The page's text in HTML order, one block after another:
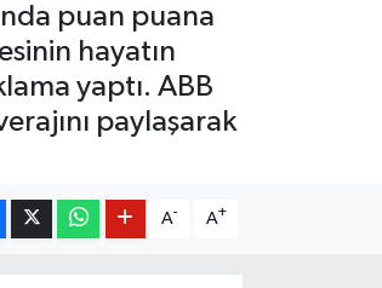
puan puana
hayatın
yaptı. ABB
paylaşarak
A- A+